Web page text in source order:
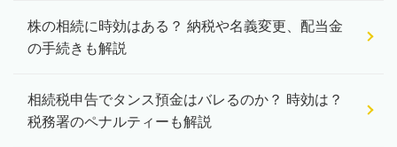
株の相続に時効はある？ 納税や名義変更、配当金
の手続きも解説
相続税申告でタンス預金はバレるのか？ 時効は？
税務署のペナルティーも解説